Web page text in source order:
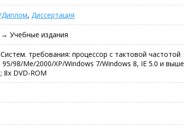
, Диссертация
Учебные издания
Систем. требования: процессор с тактовой частотой
98/Me/2000/XP/Windows 7/Windows 8, IE 5.0 и выше
DVD-ROM